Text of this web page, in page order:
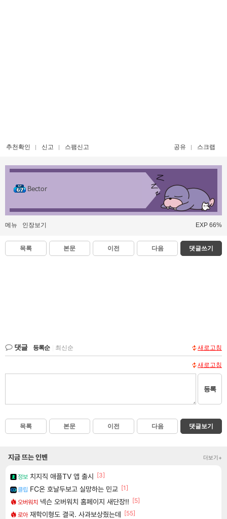
추천확인 신고 스팸신고 공유 스크랩
Bector
메뉴 인장보기 EXP 66%
목록 본문 이전 다음 댓글쓰기
댓글 등록순 최신순 새로고침
새로고침
등록
목록 본문 이전 다음 댓글보기
지금 뜨는 인벤 더보기+
정보 치지직 애플TV 앱 출시 [3]
클립 FC온 호날두보고 실망하는 민교 [1]
오버워치 넥슨 오버워치 홈페이지 새단장!! [5]
로아 재학이형도 결국. 사과보상줬는데 [55]